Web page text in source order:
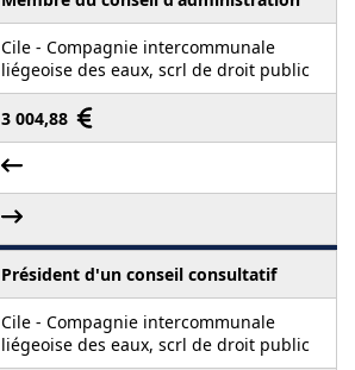
Cile - Compagnie intercommunale
liégeoise des eaux, scrl de droit public
3 004,88
Président d'un conseil consultatif
Cile - Compagnie intercommunale
liégeoise des eaux, scrl de droit public